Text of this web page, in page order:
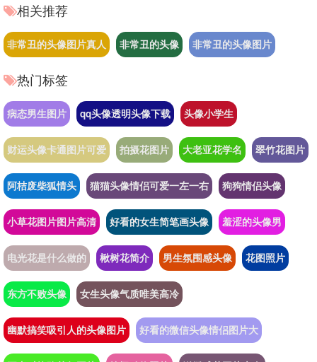
相关推荐
非常丑的头像图片真人 非常丑的头像 非常丑的头像图片
热门标签
病态男生图片 qq头像透明头像下载 头像小学生
财运头像卡通图片可爱 拍摄花图片 大老亚花学名 翠竹花图片
阿桔废柴狐情头 猫猫头像情侣可爱一左一右 狗狗情侣头像
小草花图片图片高清 好看的女生简笔画头像 羞涩的头像男
电光花是什么做的 楸树花简介 男生氛围感头像 花图照片
东方不败头像 女生头像气质唯美高冷
幽默搞笑吸引人的头像图片 好看的微信头像情侣图片大